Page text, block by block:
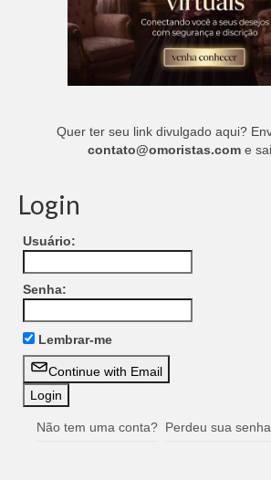
Quer ter seu link divulgado aqui?
contato@omoristas.com e
Login
Usuário:
Senha:
Lembrar-me
Continue with Email
Não tem uma conta? Perdeu sua